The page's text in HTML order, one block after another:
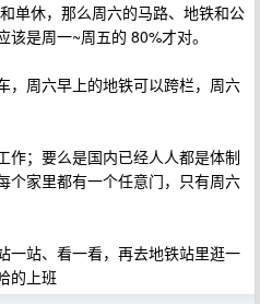
单休，那么周六的马路、地铁和公
是周一~周五的 80%才对。
，周六早上的地铁可以跨栏，周六
作；要么是国内已经人人都是体制
个家里都有一个任意门，只有周六
一站、看一看，再去地铁站里逛一
的上班